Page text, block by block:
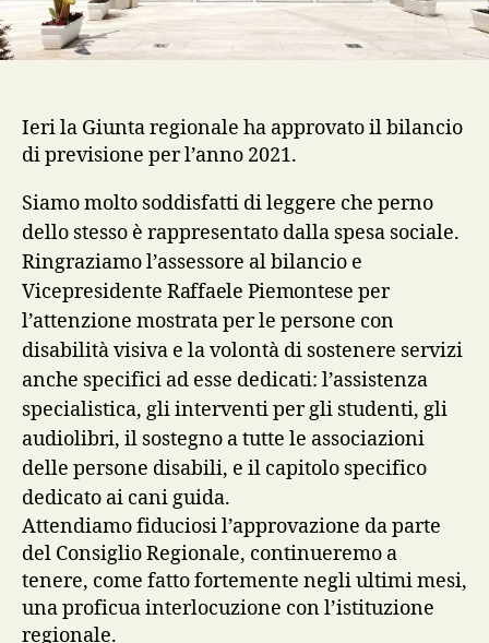
Ieri la Giunta regionale ha approvato il bilancio
di previsione per l’anno 2021.
Siamo molto soddisfatti di leggere che perno
dello stesso è rappresentato dalla spesa sociale.
Ringraziamo l’assessore al bilancio e
Vicepresidente Raffaele Piemontese per
l’attenzione mostrata per le persone con
disabilità visiva e la volontà di sostenere servizi
anche specifici ad esse dedicati: l’assistenza
specialistica, gli interventi per gli studenti, gli
audiolibri, il sostegno a tutte le associazioni
delle persone disabili, e il capitolo specifico
dedicato ai cani guida.
Attendiamo fiduciosi l’approvazione da parte
del Consiglio Regionale, continueremo a
tenere, come fatto fortemente negli ultimi mesi,
una proficua interlocuzione con l’istituzione
regionale.